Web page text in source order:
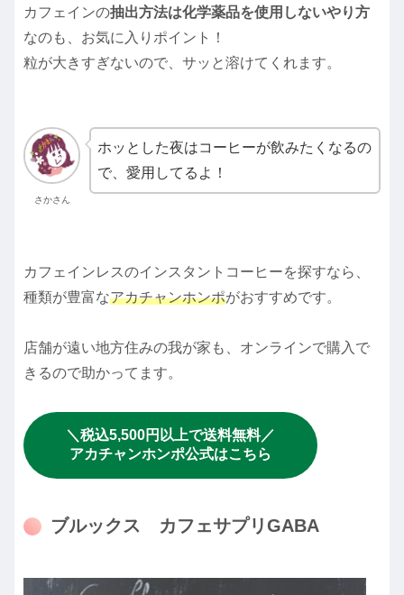
カフェインの抽出方法は化学薬品を使用しないやり方
なのも、お気に入りポイント！
粒が大きすぎないので、サッと溶けてくれます。
さかさん
ホッとした夜はコーヒーが飲みたくなるの
で、愛用してるよ！
カフェインレスのインスタントコーヒーを探すなら、
種類が豊富なアカチャンホンポがおすすめです。
店舗が遠い地方住みの我が家も、オンラインで購入で
きるので助かってます。
＼税込5,500円以上で送料無料／
アカチャンホンポ公式はこちら
ブルックス カフェサプリGABA